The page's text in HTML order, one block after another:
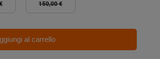
150,00 €
al carrello